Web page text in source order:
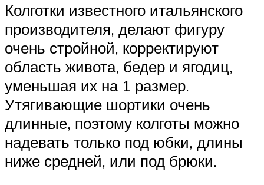
Колготки известного итальянского
производителя, делают фигуру
очень стройной, корректируют
область живота, бедер и ягодиц,
уменьшая их на 1 размер.
Утягивающие шортики очень
длинные, поэтому колготы можно
надевать только под юбки, длины
ниже средней, или под брюки.